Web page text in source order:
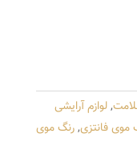
تومان
,لوازم آرایشی
موی فانتزی,رنگ موی